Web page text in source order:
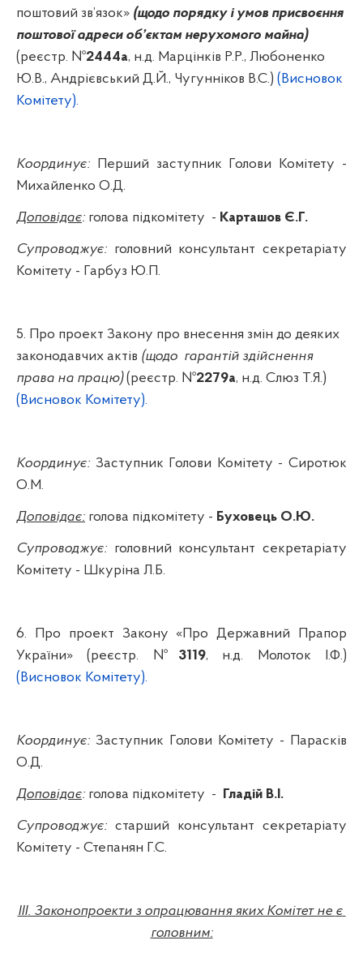
поштовий зв’язок» (щодо порядку і умов присвоєння
поштової адреси об’єктам нерухомого майна)
(реєстр. №2444а, н.д. Марцінків Р.Р., Любоненко
Ю.В., Андрієвський Д.Й., Чугунніков В.С.) (Висновок
Комітету).
Координує:
Перший заступник Голови Комітету -
Михайленко О.Д.
Доповідає: голова підкомітету - Карташов Є.Г.
Супроводжує: головний консультант секретаріату
Комітету - Гарбуз Ю.П.
5. Про проект Закону про внесення змін до деяких
законодавчих актів (щодо гарантій здійснення
права на працю)(реєстр. №2279а, н.д. Слюз Т.Я.)
(Висновок Комітету).
Координує: Заступник Голови Комітету - Сиротюк
О.М.
Доповідає: голова підкомітету - Буховець О.Ю.
Супроводжує: головний консультант секретаріату
Комітету - Шкуріна Л.Б.
6. Про проект Закону «Про Державний Прапор
України» (реєстр. № 3119, н.д. Молоток І.Ф.)
(Висновок Комітету).
Координує: Заступник Голови Комітету - Парасків
О.Д.
Доповідає: голова підкомітету - Гладій В.І.
Супроводжує: старший консультант секретаріату
Комітету - Степанян Г.С.
III. Законопроекти з опрацювання яких Комітет не є
головним: